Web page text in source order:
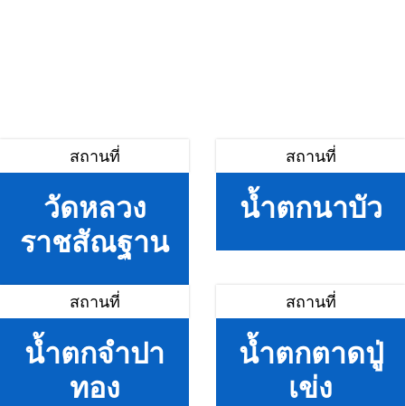
สถานที่
วัดหลวง
ราชสัณฐาน
สถานที่
น้ำตกนาบัว
สถานที่
น้ำตกจำปา
ทอง
สถานที่
น้ำตกตาดปู่
เข่ง